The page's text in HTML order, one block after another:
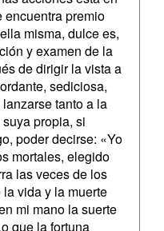
encuentra premio
misma, dulce es,
y examen de la
de dirigir la vista a
sediciosa,
tanto a la
propia, si
poder decirse: «Yo
mortales, elegido
las veces de los
vida y la muerte
mi mano la suerte
que la fortuna